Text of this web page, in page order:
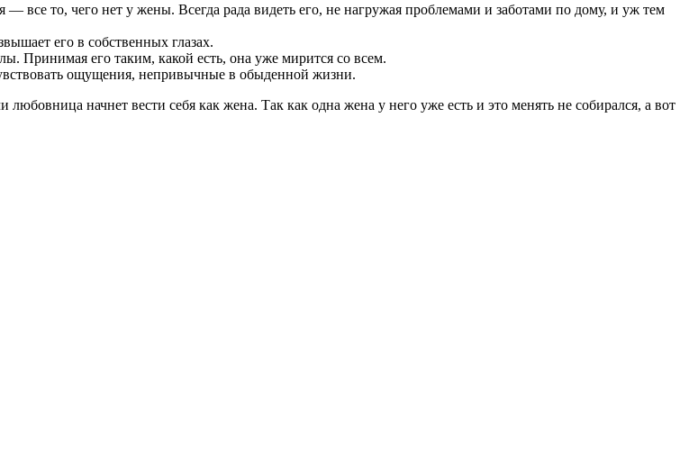
все то, чего нет у жены. Всегда рада видеть его, не нагружая проблемами и заботами по дому, и уж тем
его в собственных глазах.
Принимая его таким, какой есть, она уже мирится со всем.
ощущения, непривычные в обыденной жизни.
начнет вести себя как жена. Так как одна жена у него уже есть и это менять не собирался, а вот